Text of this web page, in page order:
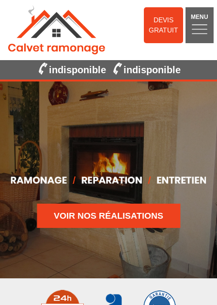
DEVIS
GRATUIT
MENU
indisponible indisponible
VOIR NOS RÉALISATIONS